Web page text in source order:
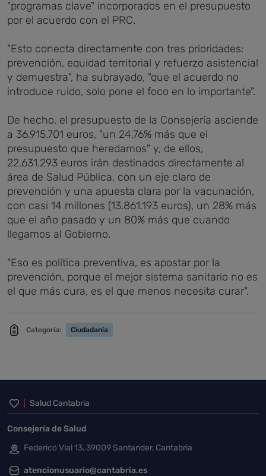
"programas clave" incorporados en el presupuesto
por el acuerdo con el PRC.
"Esto conecta directamente con tres prioridades:
prevención, equidad territorial y refuerzo asistencial
y demuestra", ha subrayado, "que el acuerdo no
introduce ruido, solo pone el foco en lo importante".
De hecho, el presupuesto de la Consejería asciende
a 36.915.701 euros, "un 24,76% más que el
presupuesto que heredamos" y, de ellos,
22.631.293 euros irán destinados directamente al
área de Salud Pública, con un eje claro de
prevención y una apuesta clara por la vacunación,
con casi 14 millones (13.861.193 euros), un 28% más
que el año pasado y un 80% más que cuando
llegamos al Gobierno.
"Eso es política preventiva, es apostar por la
prevención, porque el mejor sistema sanitario no es
el que más cura, es el que menos necesita curar".
Categoría: Ciudadanía
Inicio del pie de página
Salud Cantabria
Consejería de Salud
Federico Vial 13, 39009 Santander, Cantabria
atencionusuario@cantabria.es